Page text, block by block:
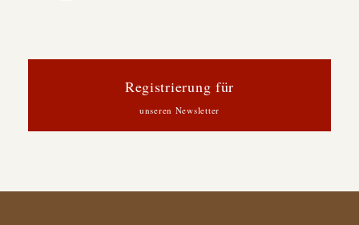
Registrierung für
unseren Newsletter